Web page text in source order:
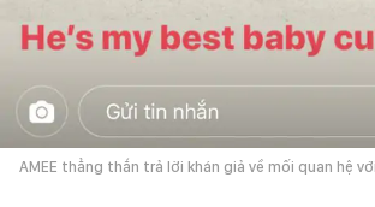
AMEE thẳng thắn trả lời khán giả về mối quan hệ với